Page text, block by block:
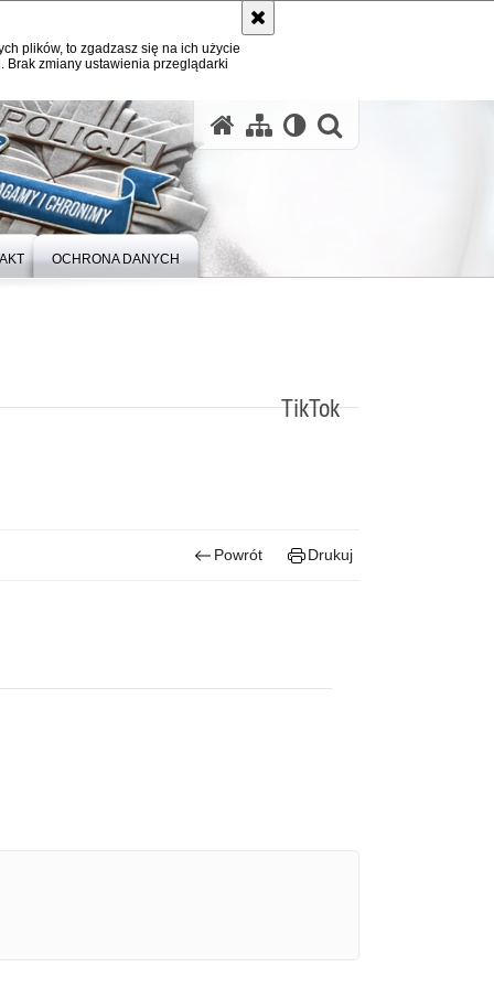
plików, to zgadzasz się na ich użycie
zmiany ustawienia przeglądarki
OCHRONA DANYCH
TikTok
Powrót Drukuj